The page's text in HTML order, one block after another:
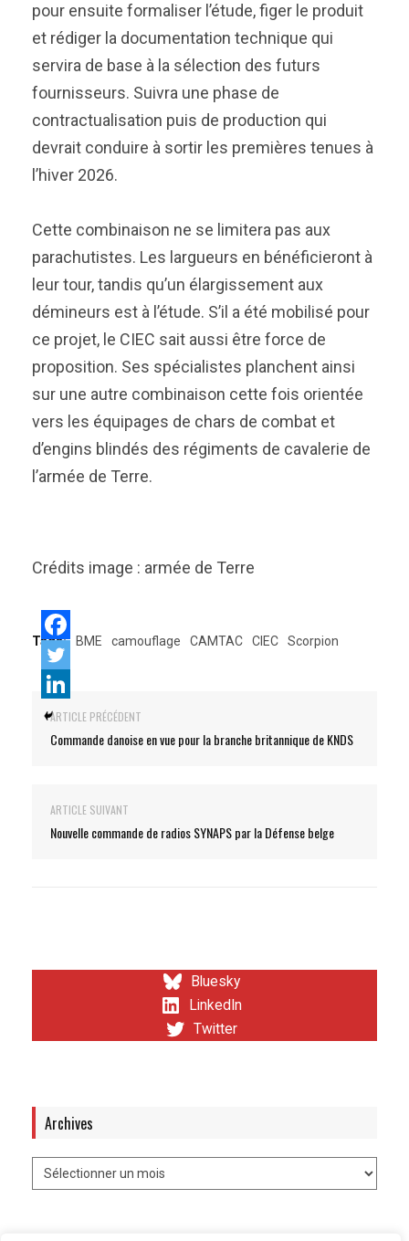
pour ensuite formaliser l’étude, figer le produit
et rédiger la documentation technique qui
servira de base à la sélection des futurs
fournisseurs. Suivra une phase de
contractualisation puis de production qui
devrait conduire à sortir les premières tenues à
l’hiver 2026.
Cette combinaison ne se limitera pas aux
parachutistes. Les largueurs en bénéficieront à
leur tour, tandis qu’un élargissement aux
démineurs est à l’étude. S’il a été mobilisé pour
ce projet, le CIEC sait aussi être force de
proposition. Ses spécialistes planchent ainsi
sur une autre combinaison cette fois orientée
vers les équipages de chars de combat et
d’engins blindés des régiments de cavalerie de
l’armée de Terre.
Crédits image : armée de Terre
Tags: BME camouflage CAMTAC CIEC Scorpion
ARTICLE PRÉCÉDENT
Commande danoise en vue pour la branche britannique de KNDS
ARTICLE SUIVANT
Nouvelle commande de radios SYNAPS par la Défense belge
Bluesky
LinkedIn
Twitter
Archives